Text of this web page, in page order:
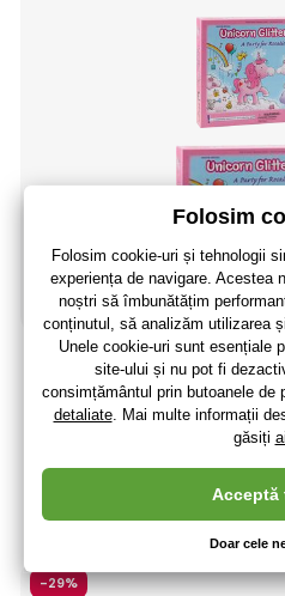
Haba Unicorn Party pentru
180,56 lei
+ 39 puncte
Ultimele 2 bucăți(La
-29%